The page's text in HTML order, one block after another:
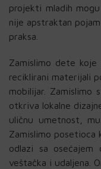
projekti mladih
nije apstraktan
praksa.
Zamislimo dete
reciklirani materijali
mobilijar. Zamislimo
otkriva lokalne
uličnu umetnost,
Zamislimo posetioca
odlazi sa osećajem
veštačka i udaljena.